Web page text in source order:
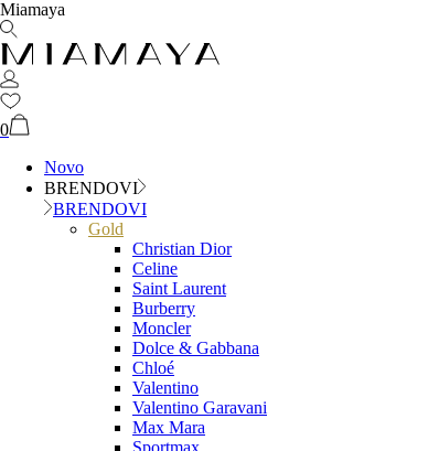
Miamaya
0
Novo
BRENDOVI
BRENDOVI
Gold
Christian Dior
Celine
Saint Laurent
Burberry
Moncler
Dolce & Gabbana
Chloé
Valentino
Valentino Garavani
Max Mara
Sportmax